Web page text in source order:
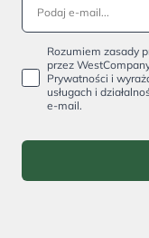
Rozumiem zasady
przez
Prywatności i
usługach i
e-mail.